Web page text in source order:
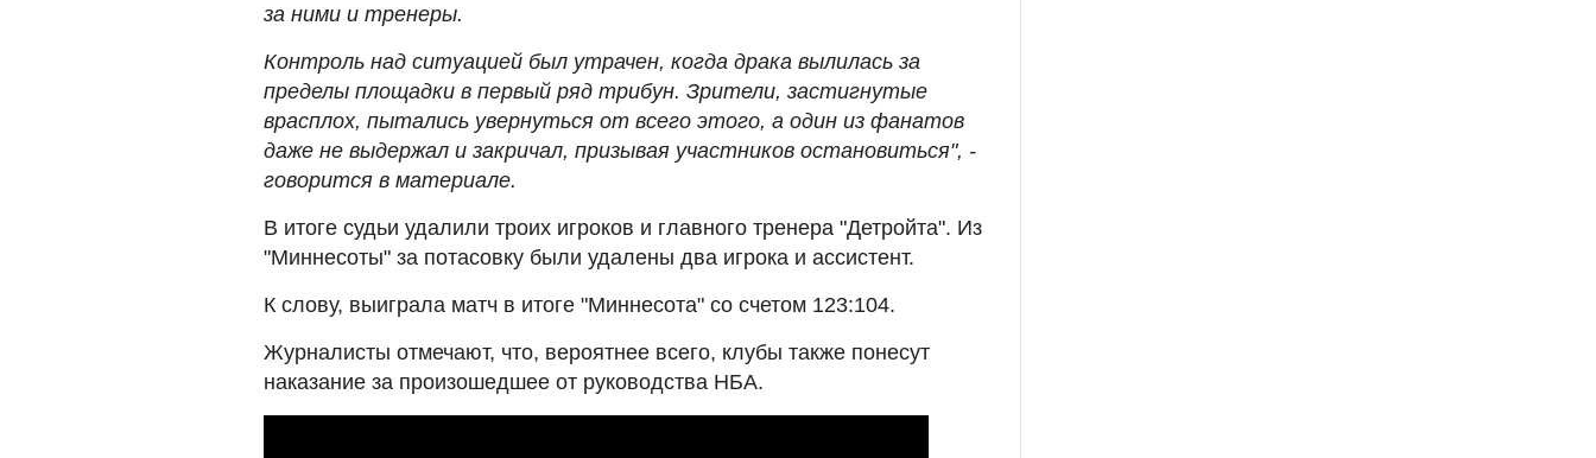
за ними и тренеры.
Контроль над ситуацией был утрачен, когда драка вылилась за
пределы площадки в первый ряд трибун. Зрители, застигнутые
врасплох, пытались увернуться от всего этого, а один из фанатов
даже не выдержал и закричал, призывая участников остановиться", -
говорится в материале.
В итоге судьи удалили троих игроков и главного тренера "Детройта". Из
"Миннесоты" за потасовку были удалены два игрока и ассистент.
К слову, выиграла матч в итоге "Миннесота" со счетом 123:104.
Журналисты отмечают, что, вероятнее всего, клубы также понесут
наказание за произошедшее от руководства НБА.